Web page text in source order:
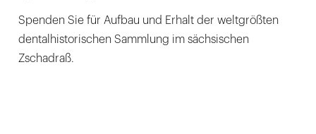
Spenden Sie für Aufbau und Erhalt der weltgrößten
dentalhistorischen Sammlung im sächsischen
Zschadraß.